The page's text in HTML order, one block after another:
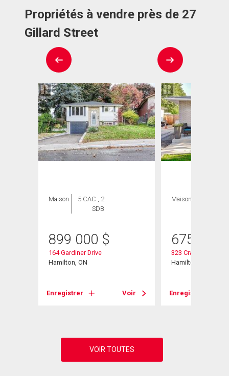
Propriétés à vendre près de 27
Gillard Street
Maison
5 CAC , 2
SDB
899 000 $
164 Gardiner Drive
Hamilton, ON
Enregistrer Voir
Maison
675 000
323 Cranbrook
Hamilton, ON
Enregistrer